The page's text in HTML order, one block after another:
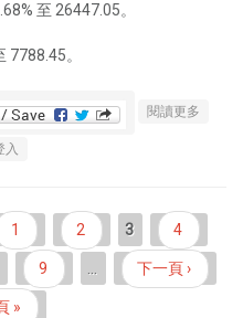
至 26447.05。
7788.45。
閱讀更多
道瓊收
點 S&P
500創
入
1 2 3 4
9 下一頁 ›
»